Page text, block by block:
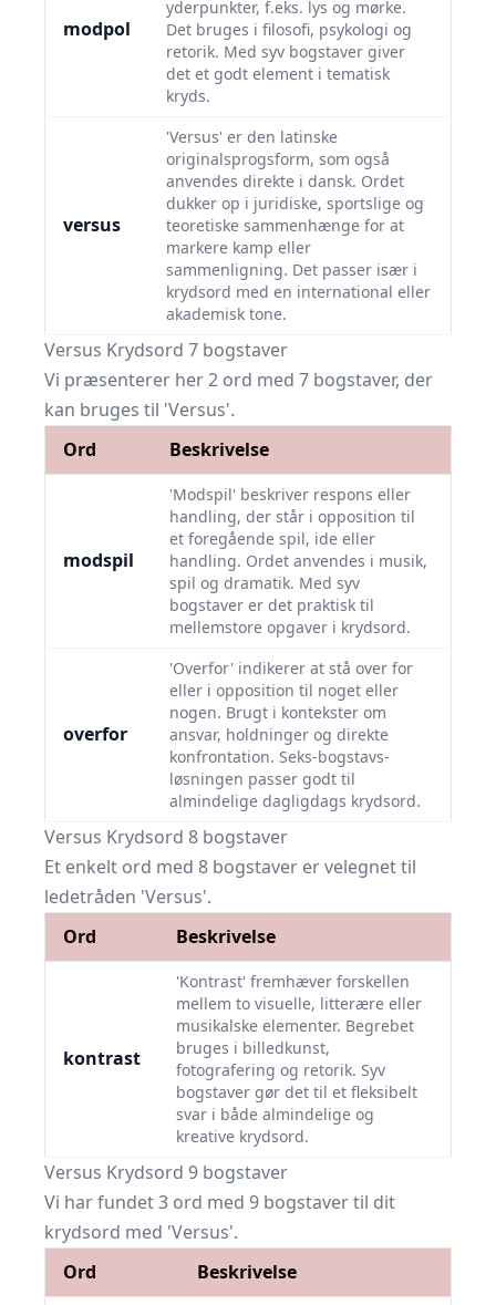
modpol
yderpunkter, f.eks. lys og mørke.
Det bruges i filosofi, psykologi og
retorik. Med syv bogstaver giver
det et godt element i tematisk
kryds.
versus
'Versus' er den latinske
originalsprogsform, som også
anvendes direkte i dansk. Ordet
dukker op i juridiske, sportslige og
teoretiske sammenhænge for at
markere kamp eller
sammenligning. Det passer især i
krydsord med en international eller
akademisk tone.
Versus Krydsord 7 bogstaver
Vi præsenterer her 2 ord med 7 bogstaver, der
kan bruges til 'Versus'.
Ord
Beskrivelse
modspil
'Modspil' beskriver respons eller
handling, der står i opposition til
et foregående spil, ide eller
handling. Ordet anvendes i musik,
spil og dramatik. Med syv
bogstaver er det praktisk til
mellemstore opgaver i krydsord.
overfor
'Overfor' indikerer at stå over for
eller i opposition til noget eller
nogen. Brugt i kontekster om
ansvar, holdninger og direkte
konfrontation. Seks-bogstavs-
løsningen passer godt til
almindelige dagligdags krydsord.
Versus Krydsord 8 bogstaver
Et enkelt ord med 8 bogstaver er velegnet til
ledetråden 'Versus'.
Ord
Beskrivelse
kontrast
'Kontrast' fremhæver forskellen
mellem to visuelle, litterære eller
musikalske elementer. Begrebet
bruges i billedkunst,
fotografering og retorik. Syv
bogstaver gør det til et fleksibelt
svar i både almindelige og
kreative krydsord.
Versus Krydsord 9 bogstaver
Vi har fundet 3 ord med 9 bogstaver til dit
krydsord med 'Versus'.
Ord
Beskrivelse